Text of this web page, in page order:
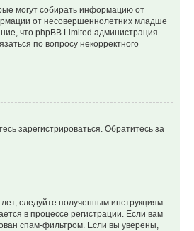
могут собирать информацию от
от несовершеннолетних младше
что phpBB Limited администрация
по вопросу некорректного
зарегистрироваться. Обратитесь за
следуйте полученным инструкциям.
в процессе регистрации. Если вам
спам-фильтром. Если вы уверены,